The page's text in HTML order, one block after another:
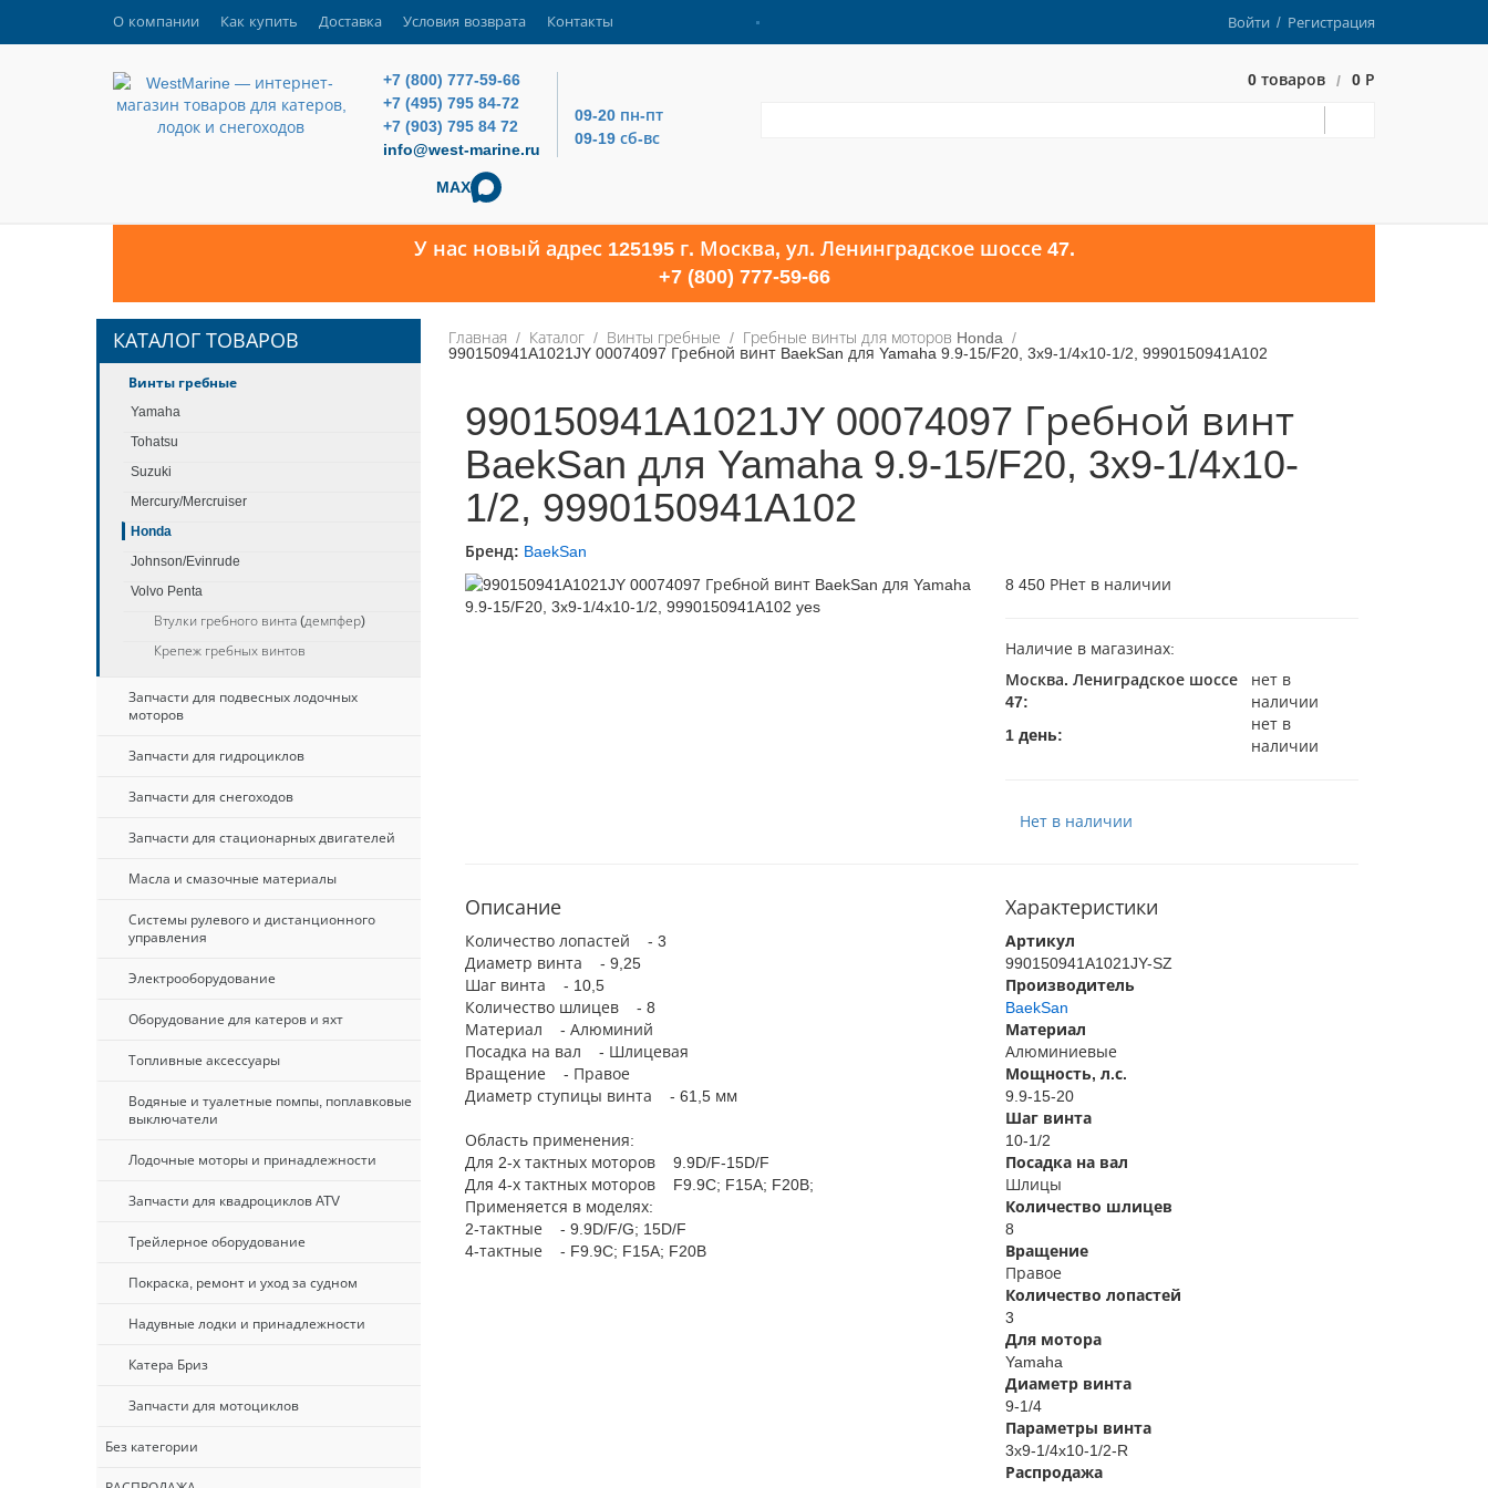
О компании Как купить Доставка Условия возврата Контакты Войти / Регистрация
+7 (800) 777-59-66
+7 (495) 795 84-72
+7 (903) 795 84 72
info@west-marine.ru
09-20 пн-пт
09-19 сб-вс
MAX
0 товаров / 0 Р
У нас новый адрес 125195 г. Москва, ул. Ленинградское шоссе 47.
+7 (800) 777-59-66
Главная Каталог Винты гребные
Гребные винты для моторов Honda
990150941A1021JY 00074097 Гребной винт BaekSan для Yamaha 9.9-15/F20, 3x9-1/4x10-1/2, 9990150941A102
990150941A1021JY 00074097 Гребной винт
BaekSan для Yamaha 9.9-15/F20, 3x9-1/4x10-
1/2, 9990150941A102
Бренд: BaekSan
8 450 РНет в наличии
Наличие в магазинах:
Москва. Лениградское шоссе
47:
нет в
наличии
1 день:
нет в
наличии
Нет в наличии
Описание
Количество лопастей - 3
Диаметр винта - 9,25
Шаг винта - 10,5
Количество шлицев - 8
Материал - Алюминий
Посадка на вал - Шлицевая
Вращение - Правое
Диаметр ступицы винта - 61,5 мм
Область применения:
Для 2-х тактных моторов 9.9D/F-15D/F
Для 4-х тактных моторов F9.9C; F15A; F20B;
Применяется в моделях:
2-тактные - 9.9D/F/G; 15D/F
4-тактные - F9.9C; F15A; F20B
Характеристики
Артикул
990150941A1021JY-SZ
Производитель
BaekSan
Материал
Алюминиевые
Мощность, л.с.
9.9-15-20
Шаг винта
10-1/2
Посадка на вал
Шлицы
Количество шлицев
8
Вращение
Правое
Количество лопастей
3
Для мотора
Yamaha
Диаметр винта
9-1/4
Параметры винта
3x9-1/4x10-1/2-R
Распродажа
КАТАЛОГ ТОВАРОВ
Винты гребные
Yamaha
Tohatsu
Suzuki
Mercury/Mercruiser
Honda
Johnson/Evinrude
Volvo Penta
Втулки гребного винта (демпфер)
Крепеж гребных винтов
Запчасти для подвесных лодочных
моторов
Запчасти для гидроциклов
Запчасти для снегоходов
Запчасти для стационарных двигателей
Масла и смазочные материалы
Системы рулевого и дистанционного
управления
Электрооборудование
Оборудование для катеров и яхт
Топливные аксессуары
Водяные и туалетные помпы, поплавковые
выключатели
Лодочные моторы и принадлежности
Запчасти для квадроциклов ATV
Трейлерное оборудование
Покраска, ремонт и уход за судном
Надувные лодки и принадлежности
Катера Бриз
Запчасти для мотоциклов
Без категории